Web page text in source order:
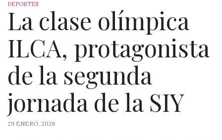
DEPORTES
La clase olímpica
ILCA, protagonista
de la segunda
jornada de la SIY
29 ENERO, 2026